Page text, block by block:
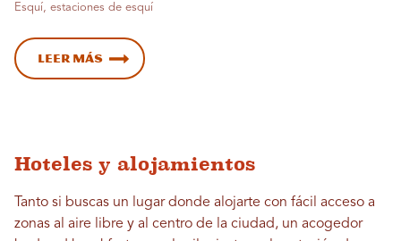
Esquí, estaciones de esquí
Leer más
Hoteles y alojamientos
Tanto si buscas un lugar donde alojarte con fácil acceso a
zonas al aire libre y al centro de la ciudad, un acogedor